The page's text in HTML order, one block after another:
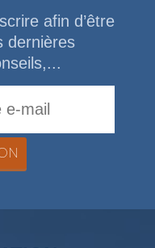
afin d’être
dernières